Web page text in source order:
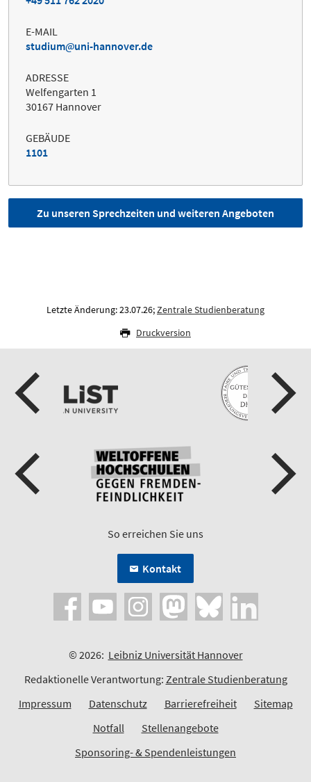
E-MAIL
studium
uni-hannover.de
ADRESSE
Welfengarten 1
30167 Hannover
GEBÄUDE
1101
Zu unseren Sprechzeiten und weiteren Angeboten
Letzte Änderung: 23.07.26;Zentrale Studienberatung
Druckversion
So erreichen Sie uns
Kontakt
© 2026: Leibniz Universität Hannover
Redaktionelle Verantwortung: Zentrale Studienberatung
Impressum
Datenschutz Barrierefreiheit
Sitemap
Notfall
Stellenangebote
Sponsoring- & Spendenleistungen